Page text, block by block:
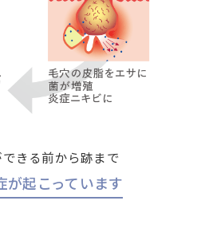
きる前から跡まで
が起こっています